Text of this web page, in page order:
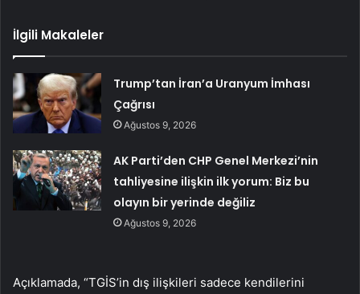
İlgili Makaleler
Trump’tan İran’a Uranyum İmhası
Çağrısı
Ağustos 9, 2026
AK Parti’den CHP Genel Merkezi’nin
tahliyesine ilişkin ilk yorum: Biz bu
olayın bir yerinde değiliz
Ağustos 9, 2026
Açıklamada, “TGİS’in dış ilişkileri sadece kendilerini